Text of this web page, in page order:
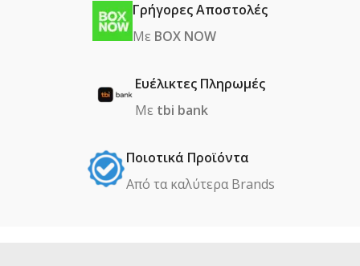
Γρήγορες Αποστολές
Με BOX NOW
Ευέλικτες Πληρωμές
Με tbi bank
Ποιοτικά Προϊόντα
Από τα καλύτερα Βrands